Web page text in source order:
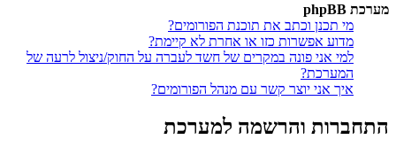
מערכת phpBB
מי תכנן וכתב את תוכנת הפורומים?
מדוע אפשרות כזו או אחרת לא קיימת?
למי אני פונה במקרים של חשד לעברה על החוק/ניצול לרעה של
המערכת?
איך אני יוצר קשר עם מנהל הפורומים?
התחברות והרשמה למערכת